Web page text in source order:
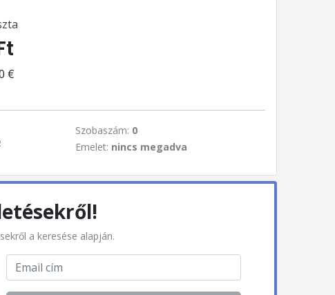
€
Szobaszám: 0
Emelet: nincs megadva
a keresése alapján.